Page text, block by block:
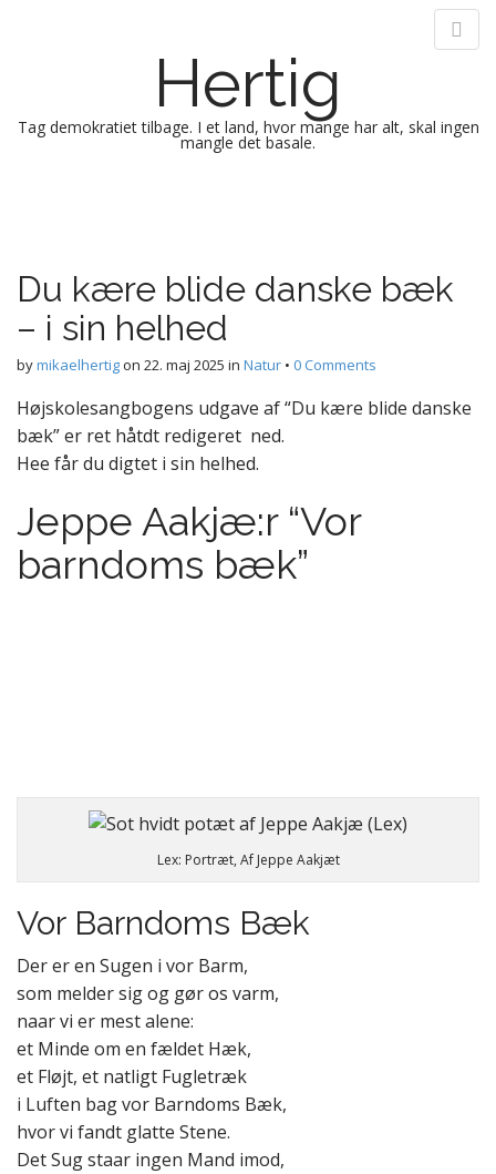
Hertig
Tag demokratiet tilbage. I et land, hvor mange har alt, skal ingen
mangle det basale.
n
m
e
n
t
o
c
o
n
t
e
n
t
Du kære blide danske bæk
– i sin helhed
bymikaelhertigon 22. maj 2025 in Natur • 0 Comments
Højskolesangbogens udgave af “Du kære blide danske
bæk” er ret håtdt redigeret ned.
Hee får du digtet i sin helhed.
Jeppe Aakjæ:r “Vor
barndoms bæk”
Lex: Portræt, Af Jeppe Aakjæt
Vor Barndoms Bæk
Der er en Sugen i vor Barm,
som melder sig og gør os varm,
naar vi er mest alene:
et Minde om en fældet Hæk,
et Fløjt, et natligt Fugletræk
i Luften bag vor Barndoms Bæk,
hvor vi fandt glatte Stene.
Det Sug staar ingen Mand imod,